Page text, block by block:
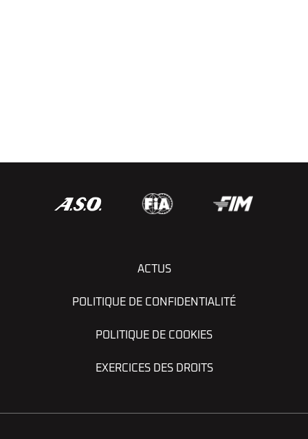
ACTUS
POLITIQUE DE CONFIDENTIALITÉ
POLITIQUE DE COOKIES
EXERCICES DES DROITS